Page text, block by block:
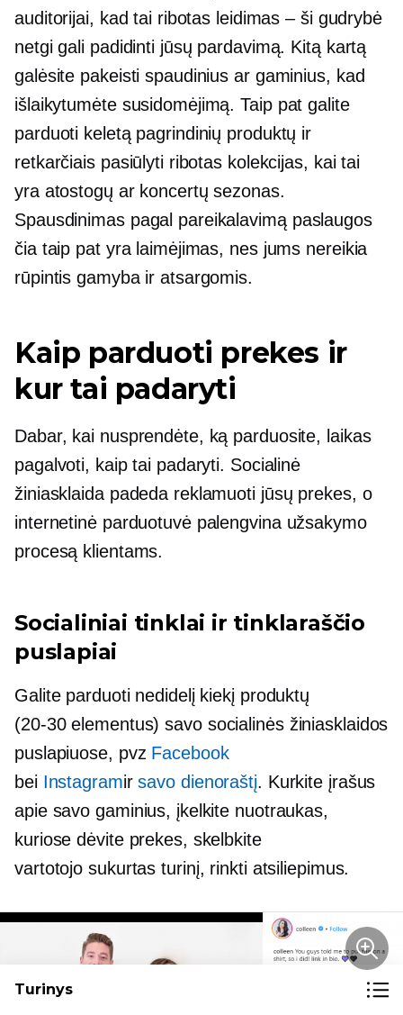
auditorijai, kad tai ribotas leidimas – ši gudrybė
netgi gali padidinti jūsų pardavimą. Kitą kartą
galėsite pakeisti spaudinius ar gaminius, kad
išlaikytumėte susidomėjimą. Taip pat galite
parduoti keletą pagrindinių produktų ir
retkarčiais pasiūlyti ribotas kolekcijas, kai tai
yra atostogų ar koncertų sezonas.
Spausdinimas pagal pareikalavimąpaslaugos
čia taip pat yra laimėjimas, nes jums nereikia
rūpintis gamyba ir atsargomis.
Kaip parduoti prekes ir
kur tai padaryti
Dabar, kai nusprendėte, ką parduosite, laikas
pagalvoti, kaip tai padaryti. Socialinė
žiniasklaida padeda reklamuoti jūsų prekes, o
internetinė parduotuvė palengvina užsakymo
procesą klientams.
Socialiniai tinklai ir tinklaraščio
puslapiai
Galite parduoti nedidelį kiekį produktų
(20-30elementus) savo socialinės žiniasklaidos
puslapiuose, pvz Facebook
bei Instagramirsavo dienoraštį. Kurkite įrašus
apie savo gaminius, įkelkite nuotraukas,
kuriose dėvite prekes, skelbkite
vartotojo sukurtas turinį, rinkti atsiliepimus.
Turinys